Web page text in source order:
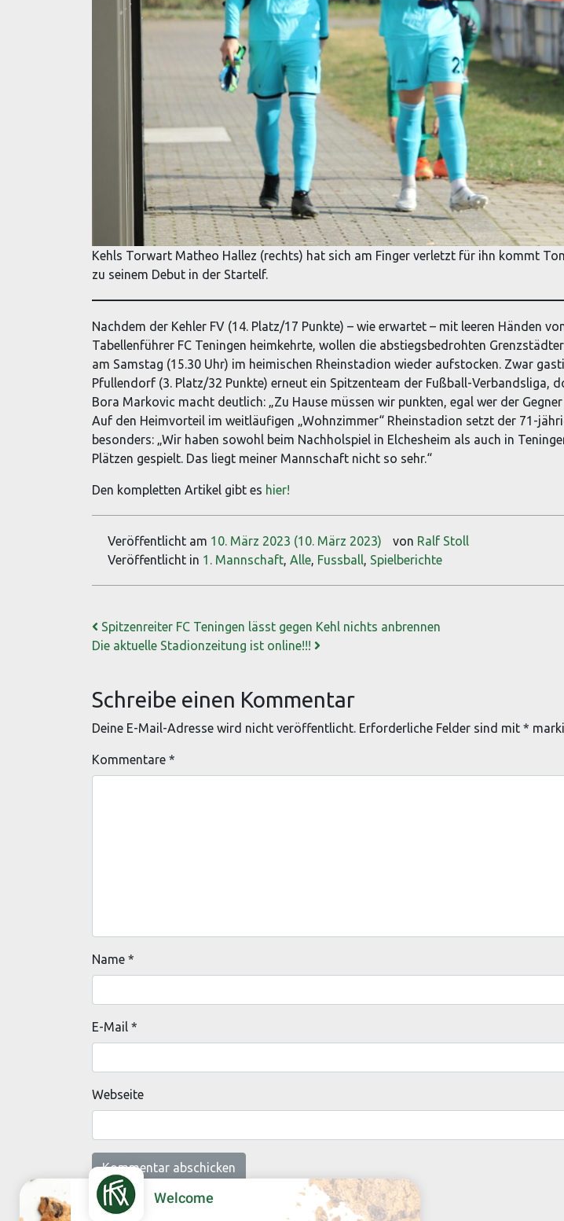
Kehls Torwart Matheo Hallez (rechts) hat sich am Finger verletzt für ihn kommt
zu seinem Debut in der Startelf.
Nachdem der Kehler FV (14. Platz/17 Punkte) – wie erwartet – mit leeren Händen
Tabellenführer FC Teningen heimkehrte, wollen die abstiegsbedrohten
am Samstag (15.30 Uhr) im heimischen Rheinstadion wieder aufstocken. Zwar
Pfullendorf (3. Platz/32 Punkte) erneut ein Spitzenteam der Fußball-Verbandsliga,
Bora Markovic macht deutlich: „Zu Hause müssen wir punkten, egal wer der Gegner
Auf den Heimvorteil im weitläufigen „Wohnzimmer“ Rheinstadion setzt der 71-
besonders: „Wir haben sowohl beim Nachholspiel in Elchesheim als auch in
Plätzen gespielt. Das liegt meiner Mannschaft nicht so sehr.“
Den kompletten Artikel gibt es hier!
Veröffentlicht am 10. März 2023 (10. März 2023) von Ralf Stoll
Veröffentlicht in 1. Mannschaft, Alle, Fussball, Spielberichte
Beitrags-Navigation
Spitzenreiter FC Teningen lässt gegen Kehl nichts anbrennen
Die aktuelle Stadionzeitung ist online!!!
Schreibe einen Kommentar
Deine E-Mail-Adresse wird nicht veröffentlicht. Erforderliche Felder sind mit *
Kommentare *
Name *
E-Mail *
Webseite
Welcome